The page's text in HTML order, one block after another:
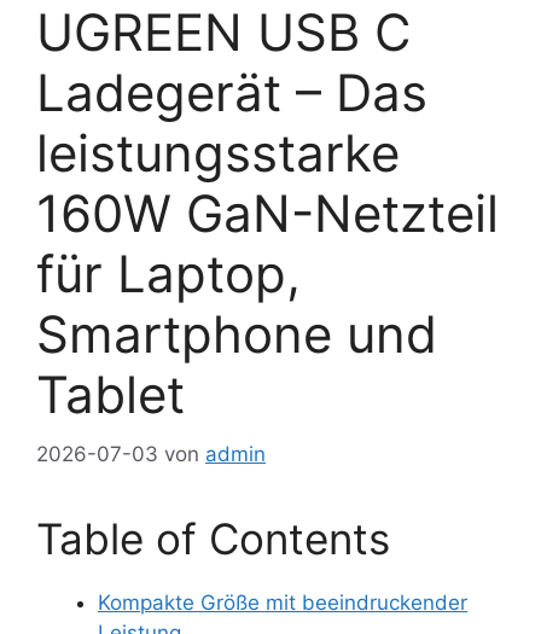
UGREEN USB C
Ladegerät – Das
leistungsstarke
160W GaN-Netzteil
für Laptop,
Smartphone und
Tablet
2026-07-03 von admin
Table of Contents
Kompakte Größe mit beeindruckender